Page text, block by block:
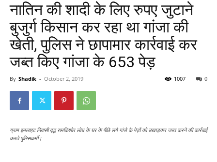
नातिन की शादी के लिए रुपए जुटाने
बुजुर्ग किसान कर रहा था गांजा की
खेती, पुलिस ने छापामार कार्रवाई कर
जब्त किए गांजा के 653 पेड़
By Shadik - October 2, 2019 0
1007
ग्राम इमलाहट निवासी वृद्ध रामकिशोर लोध के घर के पीछे लगे गांजे के पेड़ों को उखाड़कर जब्त करने की कार्रवाई
करते पुलिसकर्मी।